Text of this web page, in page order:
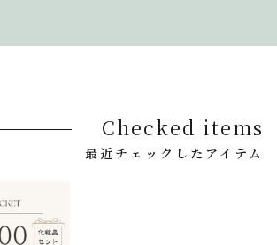
Checked items
最近チェックしたアイテム